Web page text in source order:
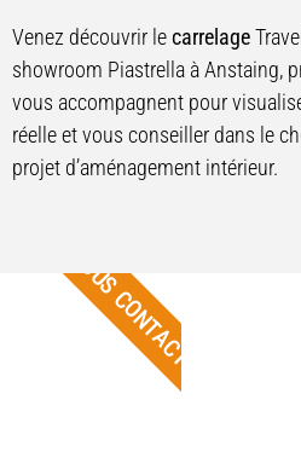
Venez découvrir lecarrelage
showroom Piastrella à Anstaing,
vous accompagnent pour
réelle et vous conseiller dans le
projet d’aménagement intérieur.
NOUS CONTACTER